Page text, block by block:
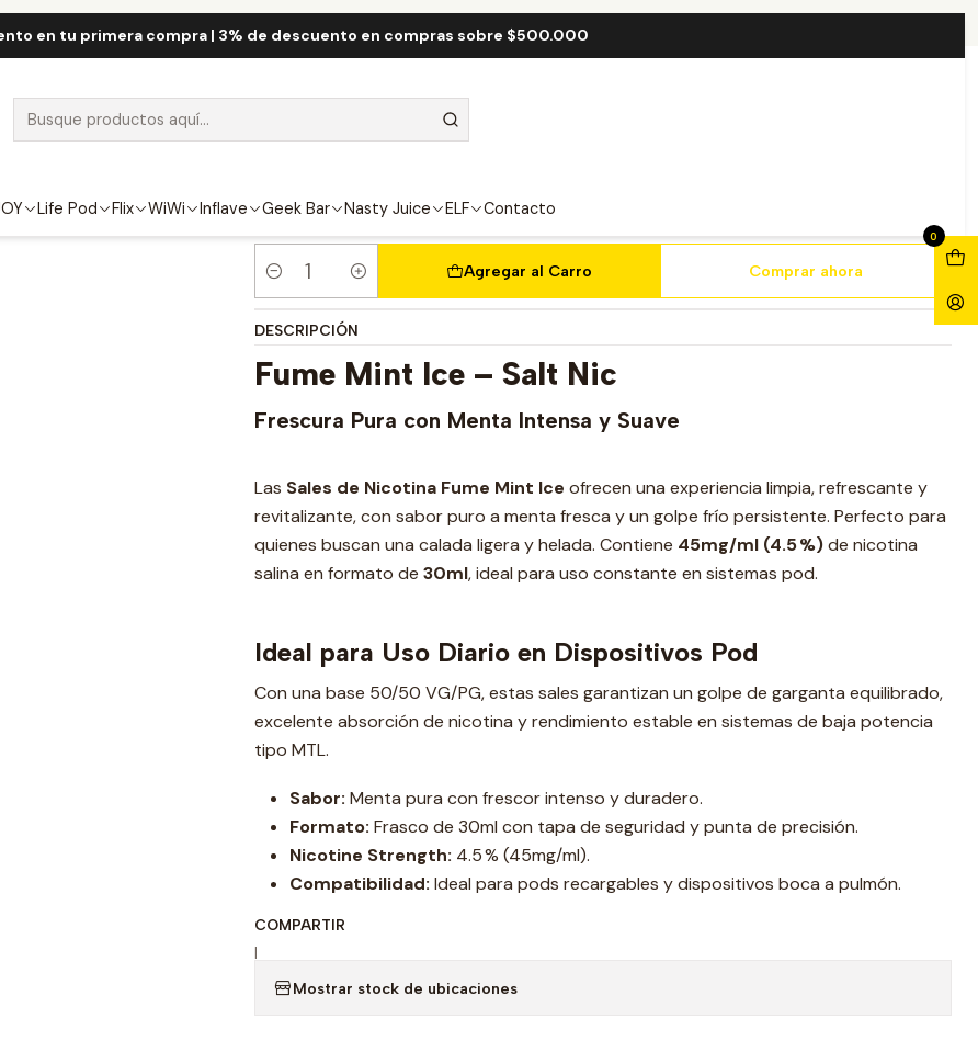
en tu primera compra | 3% de descuento en compras sobre $500.000
Life Pod Flix WiWi Inflave Geek Bar Nasty Juice ELF Contacto
0
Fume Mint ICE Salt 30ml
Cantidad
Agregar al Carro Comprar ahora
DESCRIPCIÓN
Fume Mint Ice – Salt Nic
Frescura Pura con Menta Intensa y Suave
Las Sales de Nicotina Fume Mint Ice ofrecen una experiencia limpia, refrescante y
revitalizante, con sabor puro a menta fresca y un golpe frío persistente. Perfecto para
quienes buscan una calada ligera y helada. Contiene 45mg/ml (4.5 %)de nicotina
salina en formato de 30ml, ideal para uso constante en sistemas pod.
Ideal para Uso Diario en Dispositivos Pod
Con una base 50/50 VG/PG, estas sales garantizan un golpe de garganta equilibrado,
excelente absorción de nicotina y rendimiento estable en sistemas de baja potencia
tipo MTL.
Sabor: Menta pura con frescor intenso y duradero.
Formato: Frasco de 30ml con tapa de seguridad y punta de precisión.
Nicotine Strength: 4.5 % (45mg/ml).
Compatibilidad: Ideal para pods recargables y dispositivos boca a pulmón.
COMPARTIR
|
Mostrar stock de ubicaciones